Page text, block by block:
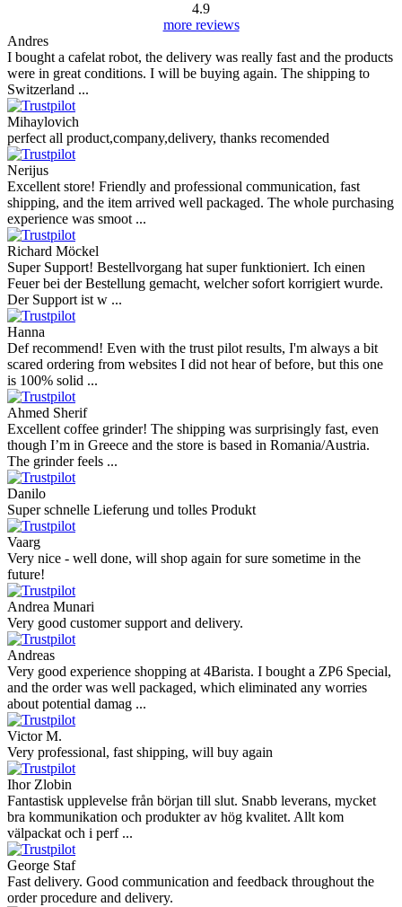
4.9
more reviews
Andres
I bought a cafelat robot, the delivery was really fast and the products
were in great conditions. I will be buying again. The shipping to
Switzerland ...
Mihaylovich
perfect all product,company,delivery, thanks recomended
Nerijus
Excellent store! Friendly and professional communication, fast
shipping, and the item arrived well packaged. The whole purchasing
experience was smoot ...
Richard Möckel
Super Support! Bestellvorgang hat super funktioniert. Ich einen
Feuer bei der Bestellung gemacht, welcher sofort korrigiert wurde.
Der Support ist w ...
Hanna
Def recommend! Even with the trust pilot results, I'm always a bit
scared ordering from websites I did not hear of before, but this one
is 100% solid ...
Ahmed Sherif
Excellent coffee grinder! The shipping was surprisingly fast, even
though I’m in Greece and the store is based in Romania/Austria.
The grinder feels ...
Danilo
Super schnelle Lieferung und tolles Produkt
Vaarg
Very nice - well done, will shop again for sure sometime in the
future!
Andrea Munari
Very good customer support and delivery.
Andreas
Very good experience shopping at 4Barista. I bought a ZP6 Special,
and the order was well packaged, which eliminated any worries
about potential damag ...
Victor M.
Very professional, fast shipping, will buy again
Ihor Zlobin
Fantastisk upplevelse från början till slut. Snabb leverans, mycket
bra kommunikation och produkter av hög kvalitet. Allt kom
välpackat och i perf ...
George Staf
Fast delivery. Good communication and feedback throughout the
order procedure and delivery.